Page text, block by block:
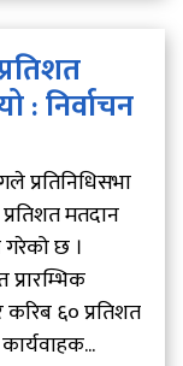
: निर्वाचन
प्रतिनिधिसभा
मतदान
छ ।
प्रारम्भिक
६० प्रतिशत